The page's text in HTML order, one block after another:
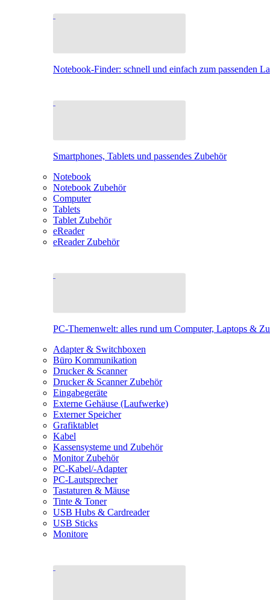
Notebook-Finder: schnell und einfach zum passenden
Smartphones, Tablets und passendes Zubehör
Notebook
Notebook Zubehör
Computer
Tablets
Tablet Zubehör
eReader
eReader Zubehör
PC-Themenwelt: alles rund um Computer, Laptops &
Adapter & Switchboxen
Büro Kommunikation
Drucker & Scanner
Drucker & Scanner Zubehör
Eingabegeräte
Externe Gehäuse (Laufwerke)
Externer Speicher
Grafiktablet
Kabel
Kassensysteme und Zubehör
Monitor Zubehör
PC-Kabel/-Adapter
PC-Lautsprecher
Tastaturen & Mäuse
Tinte & Toner
USB Hubs & Cardreader
USB Sticks
Monitore